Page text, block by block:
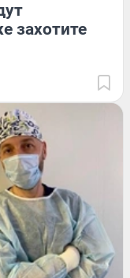
захотите